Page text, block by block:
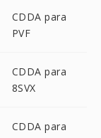
CDDA para
PVF
CDDA para
8SVX
CDDA para